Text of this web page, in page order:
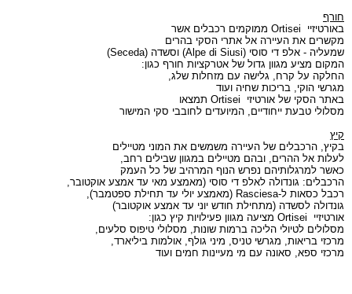
חורף
באורטיזיי
Ortisei ממוקמים רכבלים אשר
מקשרים את העיירה אל אתרי הסקי בהרים
שמעליה - אלפ די סוסי (Alpe di Siusi) וסשדה (Seceda
)
המקום מציע מגוון גדול של אטרקציות חורף כגון:
החלקה על קרח, גלישה עם מזחלות שלג,
מגרשי הוקי
בריכות שחיה ועוד
באתר הסקי של אורטיזי
Ortisei תמצאו
מסלולי טבעת ייחודיים, המיועדים לחובבי סקי המישור
קיץ
בקיץ, הרכבלים של העיירה משמשים את המוני מטיילים
לעלות אל ההרים, ובהם מטיילים במגוון שבילים רחב,
כאשר למרגלותיהם נפרש הנוף המרהיב של כל העמק
הרכבלים: גונדולה לאלפ די סוסי (מאמצע מאי עד אמצע אוקטובר,
רכבל כסאות ל-Rasciesa (מאמצע יולי עד תחילת ספטמבר),
גונדולה לסשדה (מתחילת חודש יוני עד אמצע אוקטובר)
אורטיזיי
Ortisei מציעה מגוון פעילויות קיץ כגון:
מסלולים לטיולי הליכה ברמות שונות, מסלולי טיפוס סלעים,
מרכזי בריאות, מגרשי טניס, מיני גולף, אולמות ביליארד,
מרכזי ספא, סאונה עם מי מעיינות חמים ועוד